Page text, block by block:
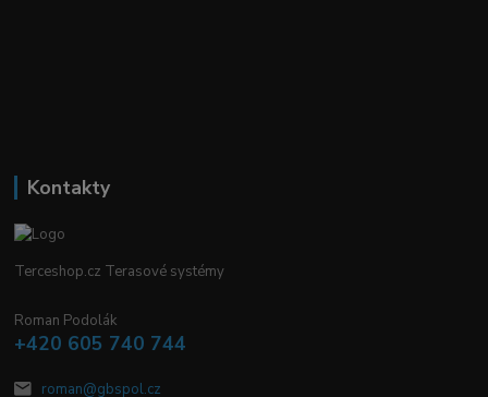
Kontakty
Terceshop.cz Terasové systémy
Roman Podolák
+420 605 740 744
roman@gbspol.cz